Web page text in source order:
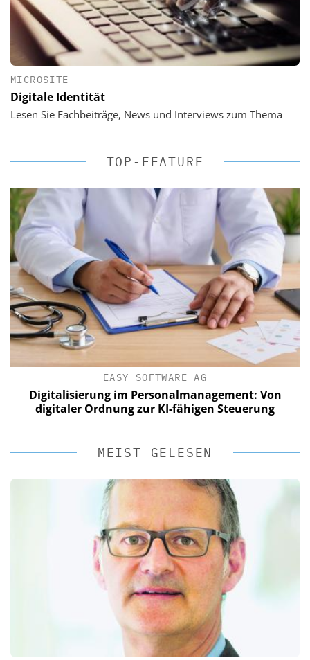
MICROSITE
Digitale Identität
Lesen Sie Fachbeiträge, News und Interviews zum Thema
TOP-FEATURE
EASY SOFTWARE AG
Digitalisierung im Personalmanagement: Von
digitaler Ordnung zur KI-fähigen Steuerung
MEIST GELESEN